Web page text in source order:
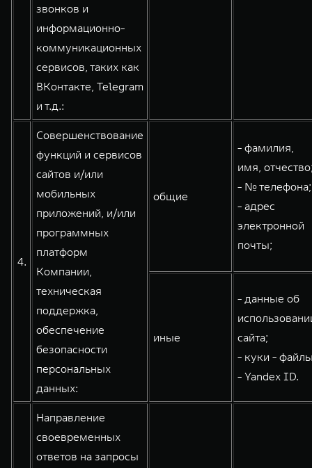
звонков и
информационно-
коммуникационных
сервисов, таких как
ВКонтакте, Telegram
и т.д.:
4.
Совершенствование
функций и сервисов
сайтов и/или
мобильных
приложений, и/или
программных
платформ
Компании,
техническая
поддержка,
обеспечение
безопасности
персональных
данных:
общие
- фамилия,
имя,
- № телефона;
- адрес
электронной
почты;
иные
- данные об
сайта;
- куки -
- Yandex ID.
Направление
своевременных
ответов на запросы